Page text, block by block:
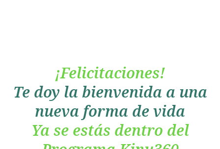
¡Felicitaciones!
Te doy la bienvenida a una
nueva forma de vida
Ya se estás dentro del